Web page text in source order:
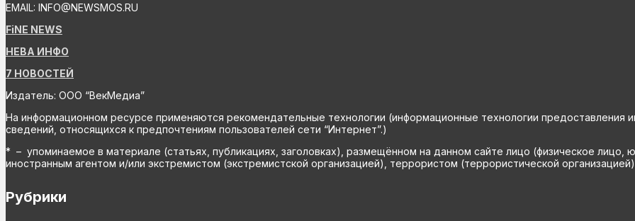
EMAIL: INFO@NEWSMOS.RU
FiNE NEWS
НЕВА ИНФО
7 НОВОСТЕЙ
Издатель: ООО “ВекМедиа”
На информационном ресурсе применяются рекомендательные технологии (информационные технологии предоставления
сведений, относящихся к предпочтениям пользователей сети “Интернет”.)
* – упоминаемое в материале (статьях, публикациях, заголовках), размещённом на данном сайте лицо (физическое лицо,
иностранным агентом и/или экстремистом (экстремистской организацией), террористом (террористической
Рубрики